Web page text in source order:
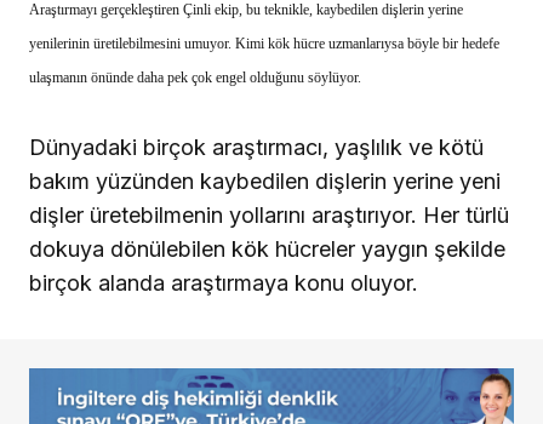
Araştırmayı gerçekleştiren Çinli ekip, bu teknikle, kaybedilen dişlerin yerine
yenilerinin üretilebilmesini umuyor. Kimi kök hücre uzmanlarıysa böyle bir hedefe
ulaşmanın önünde daha pek çok engel olduğunu söylüyor.
Dünyadaki birçok araştırmacı, yaşlılık ve kötü
bakım yüzünden kaybedilen dişlerin yerine yeni
dişler üretebilmenin yollarını araştırıyor. Her türlü
dokuya dönülebilen kök hücreler yaygın şekilde
birçok alanda araştırmaya konu oluyor.